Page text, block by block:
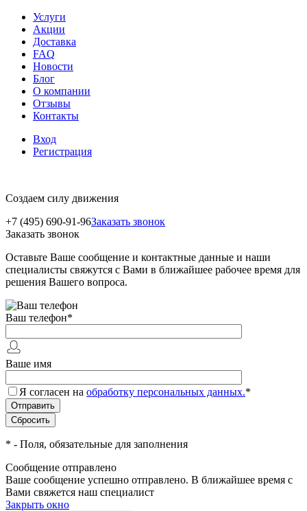
Услуги
Акции
Доставка
FAQ
Новости
Блог
О компании
Отзывы
Контакты
Вход
Регистрация
Создаем силу движения
+7 (495) 690-91-96Заказать звонок
Заказать звонок
Оставьте Ваше сообщение и контактные данные и наши
специалисты свяжутся с Вами в ближайшее рабочее время для
решения Вашего вопроса.
Ваш телефон*
Ваше имя
Я согласен на обработку персональных данных.*
* - Поля, обязательные для заполнения
Сообщение отправлено
Ваше сообщение успешно отправлено. В ближайшее время с
Вами свяжется наш специалист
Закрыть окно